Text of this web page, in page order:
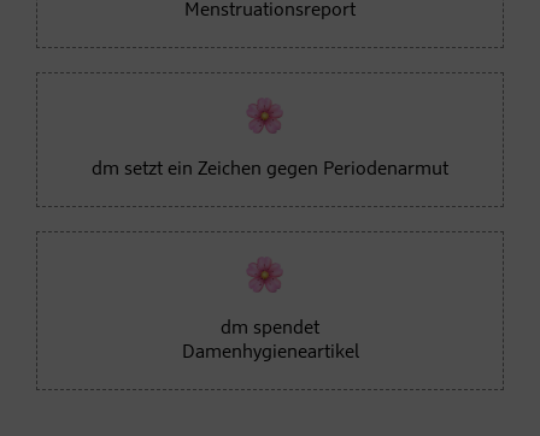
Menstruationsreport
dm setzt ein Zeichen gegen Periodenarmut
dm spendet
Damenhygieneartikel